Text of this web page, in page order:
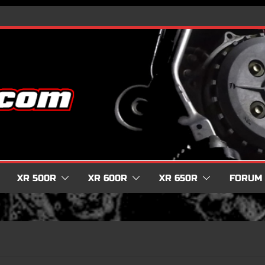
XR 500R XR 600R XR 650R FORUM